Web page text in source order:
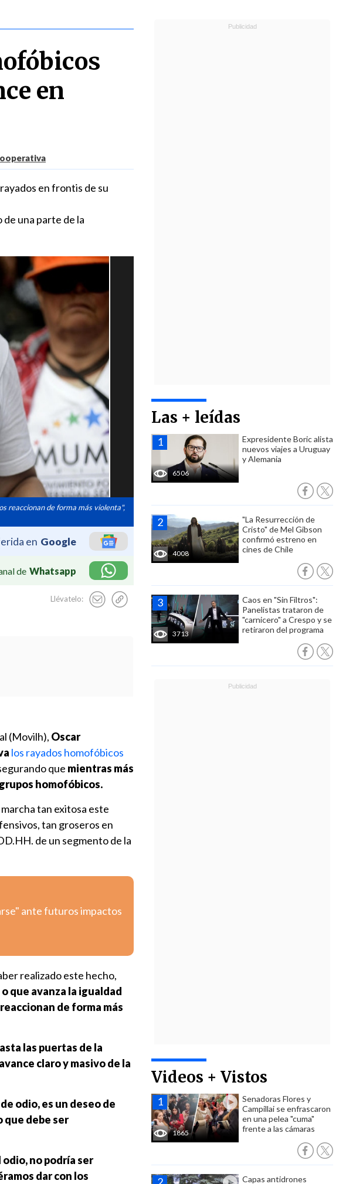
en
en frontis de su
una parte de la
reaccionan de forma más violenta",
en Google
de Whatsapp
Llévatelo:
Las + leídas
6506
Expresidente Boric alista
nuevos viajes a Uruguay
y Alemania
4008
"La Resurrección de
Cristo" de Mel Gibson
confirmó estreno en
cines de Chile
3713
Caos en "Sin Filtros":
Panelistas trataron de
"carnicero" a Crespo y se
retiraron del programa
Videos + Vistos
1865
Senadoras Flores y
Campillai se enfrascaron
en una pelea "cuma"
frente a las cámaras
Capas antidrones
(Movilh), Oscar
los rayados homofóbicos
que mientras más
homofóbicos.
tan exitosa este
tan groseros en
de un segmento de la
ante futuros impactos
realizado este hecho,
que avanza la igualdad
de forma más
las puertas de la
claro y masivo de la
odio, es un deseo de
que debe ser
no podría ser
dar con los